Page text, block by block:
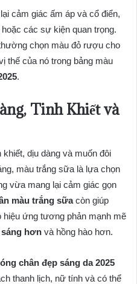
cảm giác ấm áp và cổ điển,
các sự kiện quan trọng.
chọn màu đỏ rượu cho
thế của nó trong bảng màu
.
Tinh Khiết và
dịu dàng và muốn đôi
màu trắng sữa là lựa chọn
vừa mang lại cảm giác gọn
màu trắng sữacòn giúp
hiệu ứng tương phản mạnh mẽ
sáng hơn và hồng hào hơn.
chân đẹp sáng da 2025
thanh lịch, nữ tính và có thể